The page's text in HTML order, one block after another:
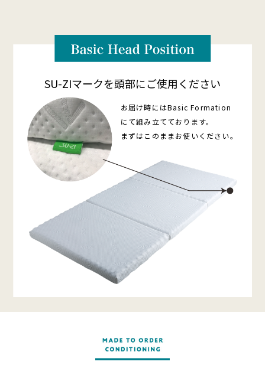
SU-ZIマークを頭部にご使用ください
お届け時にはBasic Formation
にて組み立てております。
まずはこのままお使いください。